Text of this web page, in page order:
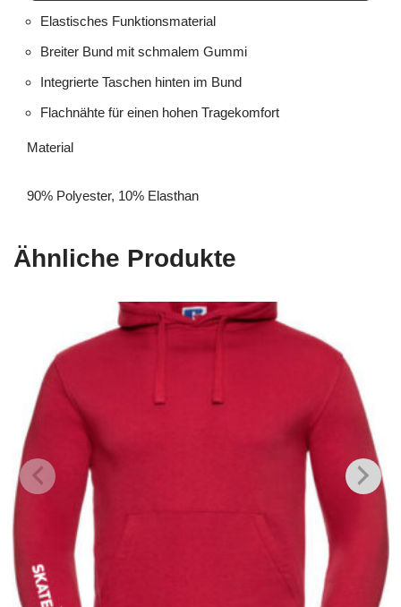
Elastisches Funktionsmaterial
Breiter Bund mit schmalem Gummi
Integrierte Taschen hinten im Bund
Flachnähte für einen hohen Tragekomfort
Material
90% Polyester, 10% Elasthan
Ähnliche Produkte